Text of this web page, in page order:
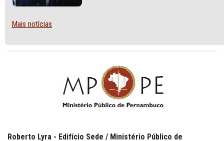
Mais notícias
Roberto Lyra - Edifício Sede / Ministério Público de